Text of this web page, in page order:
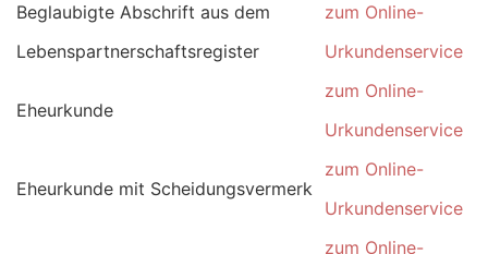
Beglaubigte Abschrift aus dem
Lebenspartnerschaftsregister
zum Online-
Urkundenservice
Eheurkunde
zum Online-
Urkundenservice
Eheurkunde mit Scheidungsvermerk
zum Online-
Urkundenservice
zum Online-